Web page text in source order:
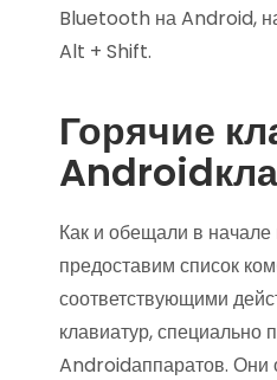
Bluetooth на Android,
Alt + Shift.
Горячие
Как и обещали в начале
предоставим список
соответствующими
клавиатур, специально
Androidаппаратов. Они